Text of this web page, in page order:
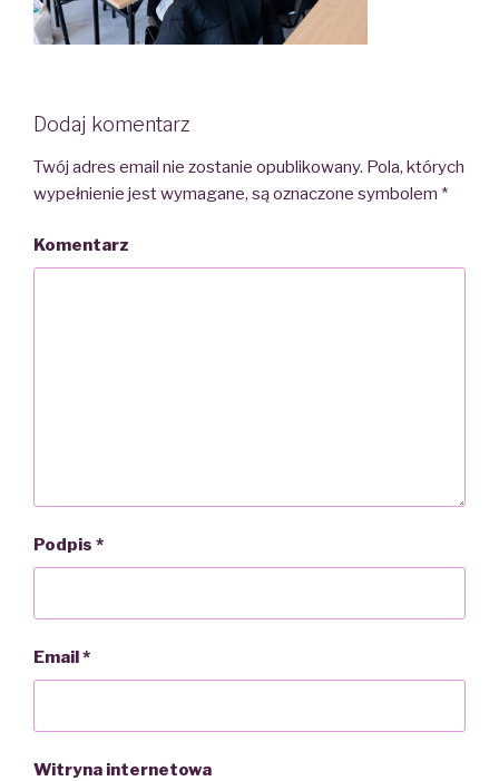
Dodaj komentarz
Twój adres email nie zostanie opublikowany. Pola, których
wypełnienie jest wymagane, są oznaczone symbolem *
Komentarz
Podpis *
Email*
Witryna internetowa